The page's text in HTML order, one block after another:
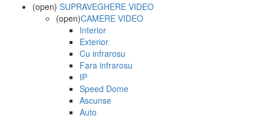
(open) SUPRAVEGHERE VIDEO
(open)CAMERE VIDEO
Interior
Exterior
Cu infrarosu
Fara infrarosu
IP
Speed Dome
Ascunse
Auto